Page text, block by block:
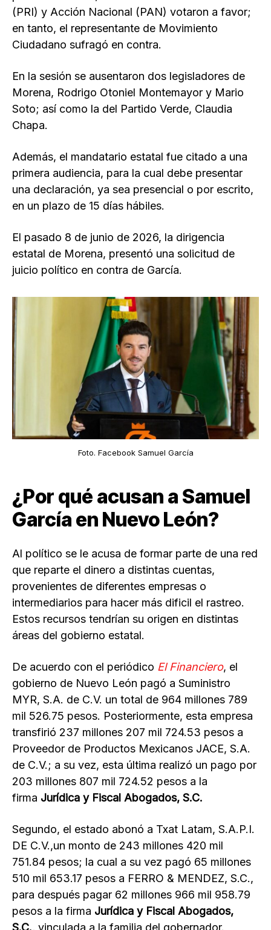
(PRI) y Acción Nacional (PAN) votaron a favor;
en tanto, el representante de Movimiento
Ciudadano sufragó en contra.
En la sesión se ausentaron dos legisladores de
Morena, Rodrigo Otoniel Montemayor y Mario
Soto; así como la del Partido Verde, Claudia
Chapa.
Además, el mandatario estatal fue citado a una
primera audiencia, para la cual debe presentar
una declaración, ya sea presencial o por escrito,
en un plazo de 15 días hábiles.
El pasado 8 de junio de 2026, la dirigencia
estatal de Morena, presentó una solicitud de
juicio político en contra de García.
Foto. Facebook Samuel García
¿Por qué acusan a Samuel
García en Nuevo León?
Al político se le acusa de formar parte de una red
que reparte el dinero a distintas cuentas,
provenientes de diferentes empresas o
intermediarios para hacer más dificil el rastreo.
Estos recursos tendrían su origen en distintas
áreas del gobierno estatal.
De acuerdo con el periódico El Financiero, el
gobierno de Nuevo León pagó a Suministro
MYR, S.A. de C.V. un total de 964 millones 789
mil 526.75 pesos. Posteriormente, esta empresa
transfirió 237 millones 207 mil 724.53 pesos a
Proveedor de Productos Mexicanos JACE, S.A.
de C.V.; a su vez, esta última realizó un pago por
203 millones 807 mil 724.52 pesos a la
firma Jurídica y Fiscal Abogados, S.C.
Segundo, el estado abonó a Txat Latam, S.A.P.I.
DE C.V.,un monto de 243 millones 420 mil
751.84 pesos; la cual a su vez pagó 65 millones
510 mil 653.17 pesos a FERRO & MENDEZ, S.C.,
para después pagar 62 millones 966 mil 958.79
pesos a la firma Jurídica y Fiscal Abogados,
S.C., vinculada a la familia del gobernador.